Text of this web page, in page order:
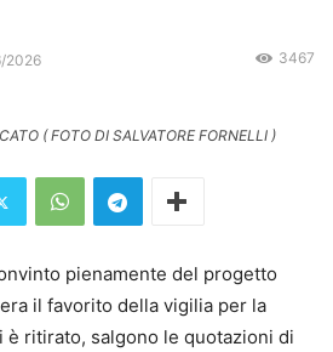
2026 3467
( FOTO DI SALVATORE FORNELLI )
pienamente del progetto
il favorito della vigilia per la
è ritirato, salgono le quotazioni di